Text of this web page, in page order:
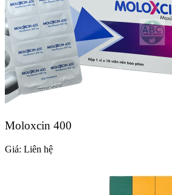
Moloxcin 400
Giá: Liên hệ